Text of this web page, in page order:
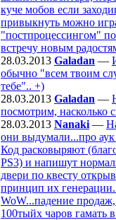
куче мобов если
привыкнуть можно
"постпроцессингом"
встречу новым
28.03.2013 Galadan —
обычно "всем твоим
тебе".. +)
28.03.2013 Galadan —
посмотрим, насколько
28.03.2013 Nanaki —
они выдумали...про
Код расковыряют
PS3) и напишут
двери по квесту
принцип их
WoW...падение
100тыйх чаров гамать